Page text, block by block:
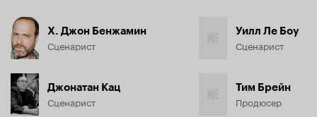
Х. Джон Бенжамин
Сценарист
Джонатан Кац
Сценарист
Уилл Ле Боу
Сценарист
Тим Брейн
Продюсер